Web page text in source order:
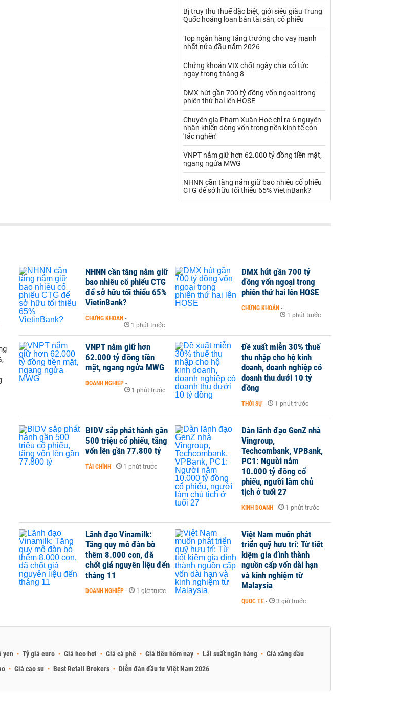
Palladium Phân bón
Rau - Củ -Quả Sắt thép
Sữa
Than Thức ăn chăn nuôi
Thủy hải sản khác
Vàng
VLXD khác Xăng dầu
Xi măng - Clynker
Bị truy thu thuế đặc biệt, giới siêu giàu Trung
Quốc hoảng loạn bán tài sản, cổ phiếu
Top ngân hàng tăng trưởng cho vay mạnh
nhất nửa đầu năm 2026
Chứng khoán VIX chốt ngày chia cổ tức
ngay trong tháng 8
DMX hút gần 700 tỷ đồng vốn ngoại trong
phiên thứ hai lên HOSE
Chuyên gia Phạm Xuân Hoè chỉ ra 6 nguyên
nhân khiến dòng vốn trong nền kinh tế còn
'tắc nghẽn'
VNPT nắm giữ hơn 62.000 tỷ đồng tiền mặt,
ngang ngửa MWG
NHNN cần tăng nắm giữ bao nhiêu cổ phiếu
CTG để sở hữu tối thiểu 65% VietinBank?
NHNN cần tăng nắm giữ
bao nhiêu cổ phiếu CTG
để sở hữu tối thiểu 65%
VietinBank?
CHỨNG KHOÁN -
1 phút trước
DMX hút gần 700 tỷ
đồng vốn ngoại trong
phiên thứ hai lên HOSE
CHỨNG KHOÁN -
1 phút trước
VNPT nắm giữ hơn
62.000 tỷ đồng tiền
mặt, ngang ngửa MWG
DOANH NGHIỆP -
1 phút trước
Đề xuất miễn 30% thuế
thu nhập cho hộ kinh
doanh, doanh nghiệp có
doanh thu dưới 10 tỷ
đồng
THỜI SỰ - 1 phút trước
BIDV sắp phát hành gần
500 triệu cổ phiếu, tăng
vốn lên gần 77.800 tỷ
TÀI CHÍNH - 1 phút trước
Dàn lãnh đạo GenZ nhà
Vingroup,
Techcombank, VPBank,
PC1: Người nắm
10.000 tỷ đồng cổ
phiếu, người làm chủ
tịch ở tuổi 27
KINH DOANH - 1 phút trước
Lãnh đạo Vinamilk:
Tăng quy mô đàn bò
thêm 8.000 con, đã
chốt giá nguyên liệu đến
tháng 11
DOANH NGHIỆP - 1 giờ trước
Việt Nam muốn phát
triển quỹ hưu trí: Từ tiết
kiệm gia đình thành
nguồn cấp vốn dài hạn
và kinh nghiệm từ
Malaysia
QUỐC TẾ - 3 giờ trước
yen Tỷ giá euro Giá heo hơi Giá cà phê Giá tiêu hôm nay Lãi suất ngân hàng
Giá xăng dầu
Giá cao su Best Retail Brokers Diễn đàn đầu tư Việt Nam 2026